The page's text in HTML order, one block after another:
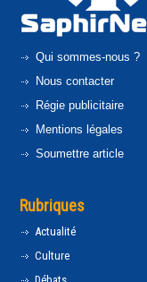
Qui sommes-nous ?
Nous contacter
Régie publicitaire
Mentions légales
Soumettre article
Rubriques
Actualité
Culture